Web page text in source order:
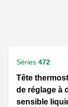
Séries 472
Tête
de réglage à
sensible